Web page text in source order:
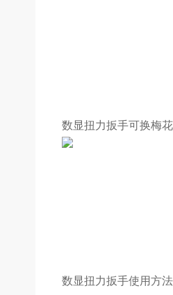
数显扭力扳手可换梅
数显扭力扳手使用方